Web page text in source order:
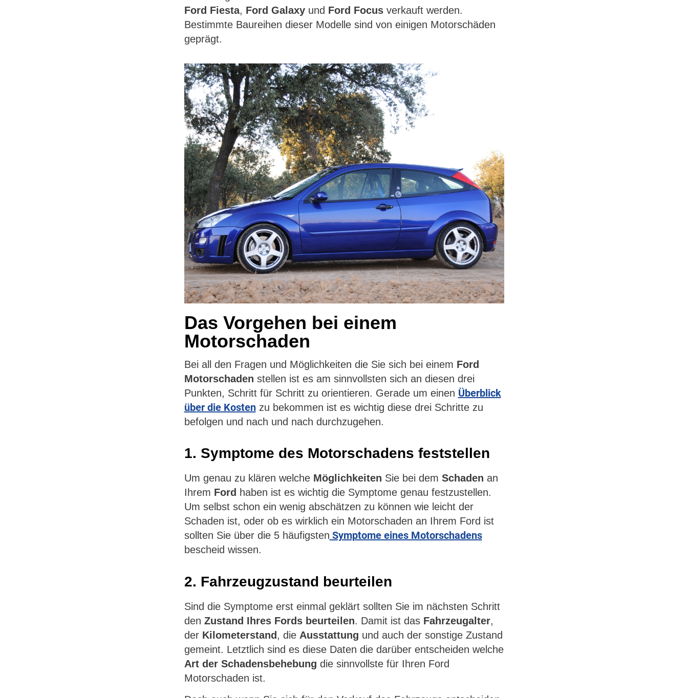
Ford Fiesta, Ford Galaxyund Ford Focusverkauft werden.
Bestimmte Baureihen dieser Modelle sind von einigen Motorschäden
geprägt.
Das Vorgehen bei einem
Motorschaden
Bei all den Fragen und Möglichkeiten die Sie sich bei einem Ford
Motorschaden stellen ist es am sinnvollsten sich an diesen drei
Punkten, Schritt für Schritt zu orientieren. Gerade um einen Überblick
über die Kostenzu bekommen ist es wichtig diese drei Schritte zu
befolgen und nach und nach durchzugehen.
1. Symptome des Motorschadens feststellen
Um genau zu klären welche Möglichkeiten Sie bei dem Schaden an
Ihrem Ford haben ist es wichtig die Symptome genau festzustellen.
Um selbst schon ein wenig abschätzen zu können wie leicht der
Schaden ist, oder ob es wirklich ein Motorschaden an Ihrem Ford ist
sollten Sie über die 5 häufigsten Symptome eines Motorschadens
bescheid wissen.
2. Fahrzeugzustand beurteilen
Sind die Symptome erst einmal geklärt sollten Sie im nächsten Schritt
den Zustand Ihres Fords beurteilen. Damit ist das Fahrzeugalter,
der Kilometerstand , die Ausstattung und auch der sonstige Zustand
gemeint. Letztlich sind es diese Daten die darüber entscheiden welche
Art der Schadensbehebung die sinnvollste für Ihren Ford
Motorschaden ist.